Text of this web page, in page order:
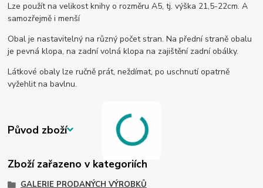
Lze použít na velikost knihy o rozměru A5, tj. výška 21,5-22cm. A
samozřejmě i menší
Obal je nastavitelný na různý počet stran. Na přední straně obalu
je pevná klopa, na zadní volná klopa na zajištění zadní obálky.
Látkové obaly lze ručně prát, neždímat, po uschnutí opatrně
vyžehlit na bavlnu.
Původ zboží
Zboží zařazeno v kategoriích
GALERIE PRODANÝCH VÝROBKŮ